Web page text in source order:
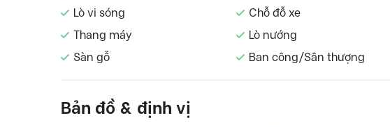
Lò vi sóng
Chỗ đỗ xe
Thang máy
Lò nướng
Sàn gỗ
Ban công/Sân thượng
Bản đồ & định vị